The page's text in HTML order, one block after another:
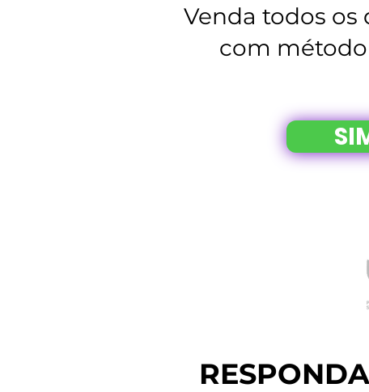
Venda todos os
com método